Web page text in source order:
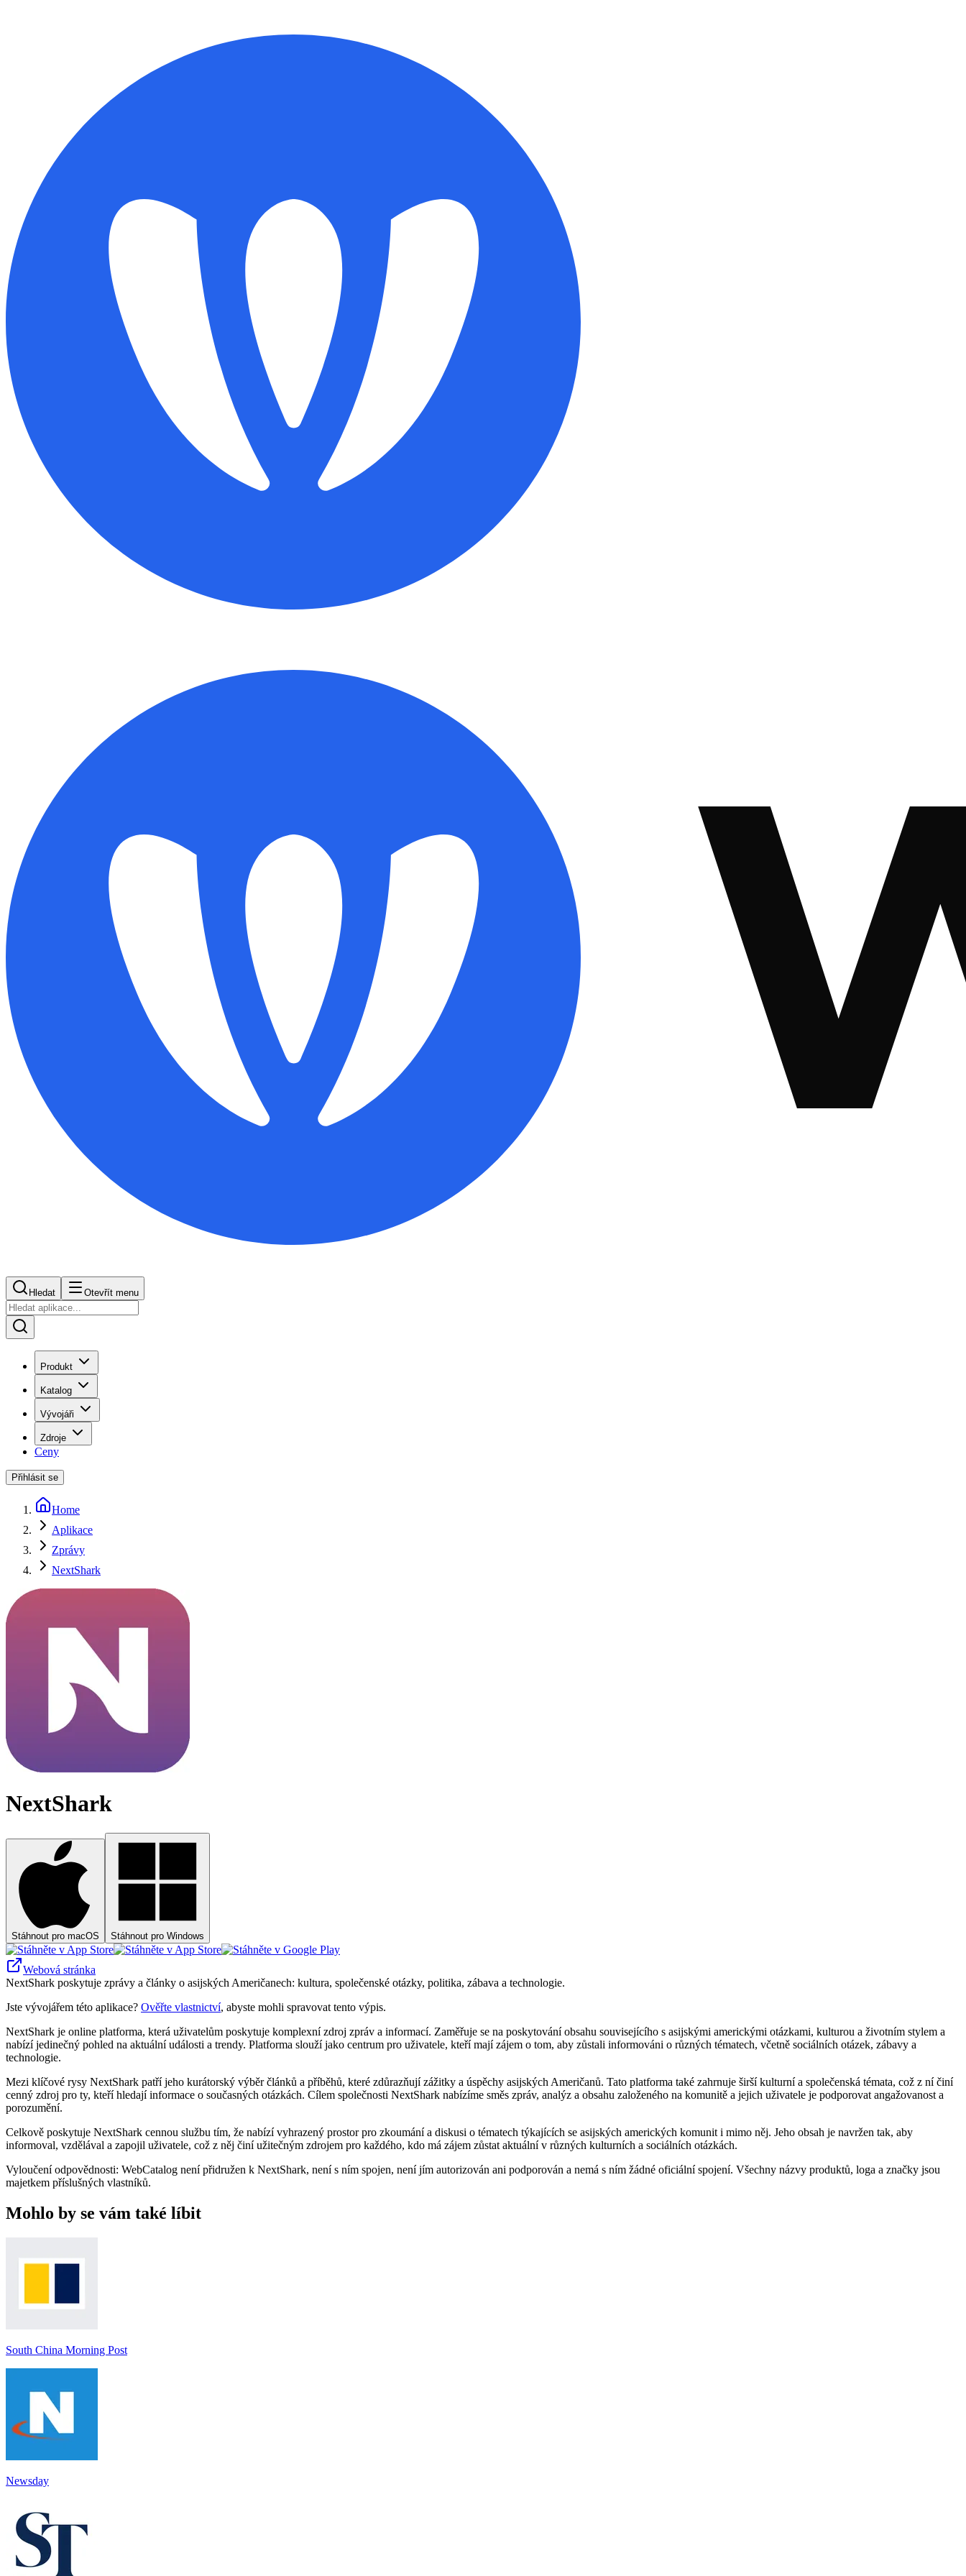
Hledat Otevřít menu
Produkt
Katalog
Vývojáři
Zdroje
Ceny
Přihlásit se
Home
Aplikace
Zprávy
NextShark
NextShark
Stáhnout pro macOS Stáhnout pro Windows
Webová stránka
NextShark poskytuje zprávy a články o asijských Američanech: kultura, společenské otázky, politika, zábava a technologie.
Jste vývojářem této aplikace? Ověřte vlastnictví, abyste mohli spravovat tento výpis.
NextShark je online platforma, která uživatelům poskytuje komplexní zdroj zpráv a informací. Zaměřuje se na poskytování obsahu souvisejícího s asijskými americkými otázkami, kulturou a životním stylem a
nabízí jedinečný pohled na aktuální události a trendy. Platforma slouží jako centrum pro uživatele, kteří mají zájem o tom, aby zůstali informováni o různých tématech, včetně sociálních otázek, zábavy a
technologie.
Mezi klíčové rysy NextShark patří jeho kurátorský výběr článků a příběhů, které zdůrazňují zážitky a úspěchy asijských Američanů. Tato platforma také zahrnuje širší kulturní a společenská témata, což z ní činí
cenný zdroj pro ty, kteří hledají informace o současných otázkách. Cílem společnosti NextShark nabízíme směs zpráv, analýz a obsahu založeného na komunitě a jejich uživatele je podporovat angažovanost a
porozumění.
Celkově poskytuje NextShark cennou službu tím, že nabízí vyhrazený prostor pro zkoumání a diskusi o tématech týkajících se asijských amerických komunit i mimo něj. Jeho obsah je navržen tak, aby
informoval, vzdělával a zapojil uživatele, což z něj činí užitečným zdrojem pro každého, kdo má zájem zůstat aktuální v různých kulturních a sociálních otázkách.
Vyloučení odpovědnosti: WebCatalog není přidružen k NextShark, není s ním spojen, není jím autorizován ani podporován a nemá s ním žádné oficiální spojení. Všechny názvy produktů, loga a značky jsou
majetkem příslušných vlastníků.
Mohlo by se vám také líbit
South China Morning Post
Newsday